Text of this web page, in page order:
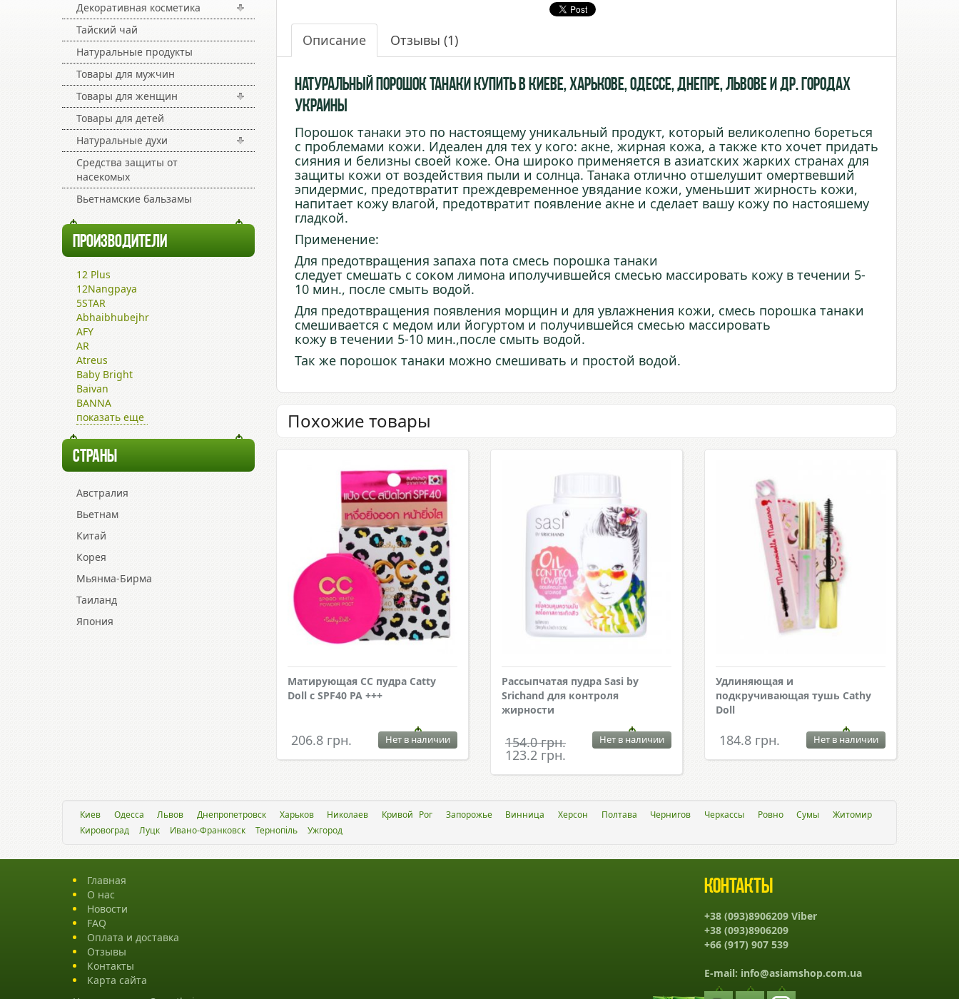
Декоративная косметика
Тайский чай
Натуральные продукты
Товары для мужчин
Товары для женщин
Товары для детей
Натуральные духи
Средства защиты от
насекомых
Вьетнамские бальзамы
ПРОИЗВОДИТЕЛИ
12 Plus
12Nangpaya
5STAR
Abhaibhubejhr
AFY
AR
Atreus
Baby Bright
Baivan
BANNA
показать еще
СТРАНЫ
Австралия
Вьетнам
Китай
Корея
Мьянма-Бирма
Таиланд
Япония
Описание Отзывы (1)
Натуральный порошок Танаки купить в Киеве, Харькове, Одессе, Днепре, Львове и др. городах
Украины
Порошок танаки это по настоящему уникальный продукт, который великолепно бореться
с проблемами кожи. Идеален для тех у кого: акне, жирная кожа, а также кто хочет придать
сияния и белизны своей коже. Она широко применяется в азиатских жарких странах для
защиты кожи от воздействия пыли и солнца. Танака отлично отшелушит омертвевший
эпидермис, предотвратит преждевременное увядание кожи, уменьшит жирность кожи,
напитает кожу влагой, предотвратит появление акне и сделает вашу кожу по настояшему
гладкой.
Применение:
Для предотвращения запаха пота смесь порошка танаки
следует смешать с соком лимона иполучившейся смесью массировать кожу в течении 5-
10 мин., после смыть водой.
Для предотвращения появления морщин и для увлажнения кожи, смесь порошка танаки
смешивается с медом или йогуртом и получившейся смесью массировать
кожу в течении 5-10 мин.,после смыть водой.
Так же порошок танаки можно смешивать и простой водой.
Похожие товары
Матирующая CC пудра Catty
Doll с SPF40 PA +++
206.8 грн. Нет в наличии
Рассыпчатая пудра Sasi by
Srichand для контроля
жирности
154.0 грн.
123.2 грн.
Нет в наличии
Удлиняющая и
подкручивающая тушь Cathy
Doll
184.8 грн. Нет в наличии
Киев Одесса Львов Днепропетровск Харьков Николаев Кривой Рог Запорожье Винница Херсон Полтава Чернигов Черкассы Ровно Сумы
Житомир
Кировоград
Луцк Ивано-Франковск Тернопіль Ужгород
Главная
О нас
Новости
FAQ
Оплата и доставка
Отзывы
Контакты
Карта сайта
Контакты
+38 (093)8906209 Viber
+38 (093)8906209
+66 (917) 907 539
E-mail: info@asiamshop.com.ua